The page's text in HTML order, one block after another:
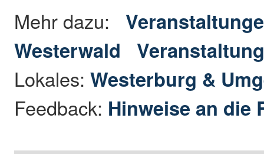
Mehr dazu:
Westerwald
Lokales:Westerburg &
Feedback: Hinweise an die